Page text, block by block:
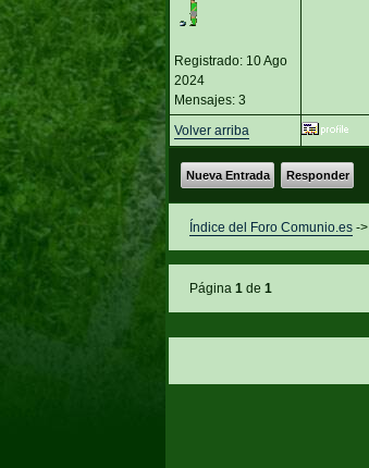
Registrado: 10 Ago
2024
Mensajes: 3
Volver arriba
Nueva Entrada Responder
Índice del Foro Comunio.es->
Página 1de 1